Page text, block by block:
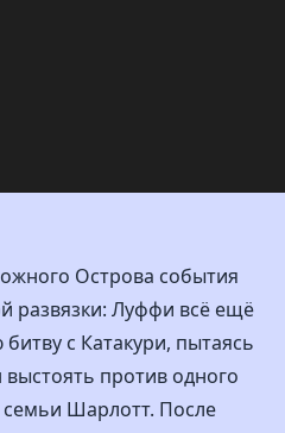
Острова события
развязки: Луффи всё ещё
с Катакури, пытаясь
против одного
Шарлотт. После